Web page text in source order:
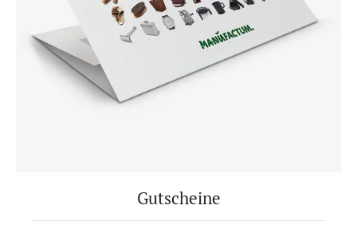
Gutscheine